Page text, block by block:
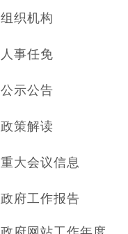
组织机构
人事任免
公示公告
政策解读
重大会议信息
政府工作报告